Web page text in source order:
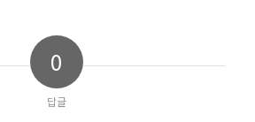
0
답글